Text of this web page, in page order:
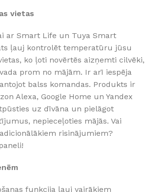
vietas
ar Smart Life un Tuya Smart
ļauj kontrolēt temperatūru jūsu
ko ļoti novērtēs aizņemti cilvēki,
prom no mājām. Ir arī iespēja
balss komandas. Produkts ir
Alexa, Google Home un Yandex
uz dīvāna un pielāgot
nepieceļoties mājās. Vai
risinājumiem?
funkcija ļauj vairākiem